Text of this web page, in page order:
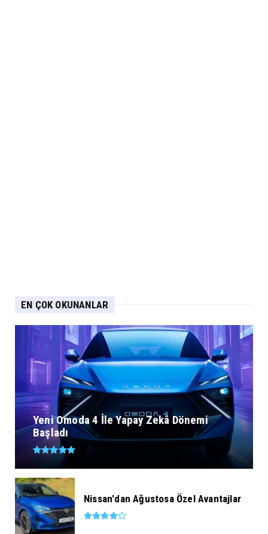
EN ÇOK OKUNANLAR
Yeni Omoda 4 İle Yapay Zekâ Dönemi
Başladı
Nissan'dan Ağustosa Özel Avantajlar